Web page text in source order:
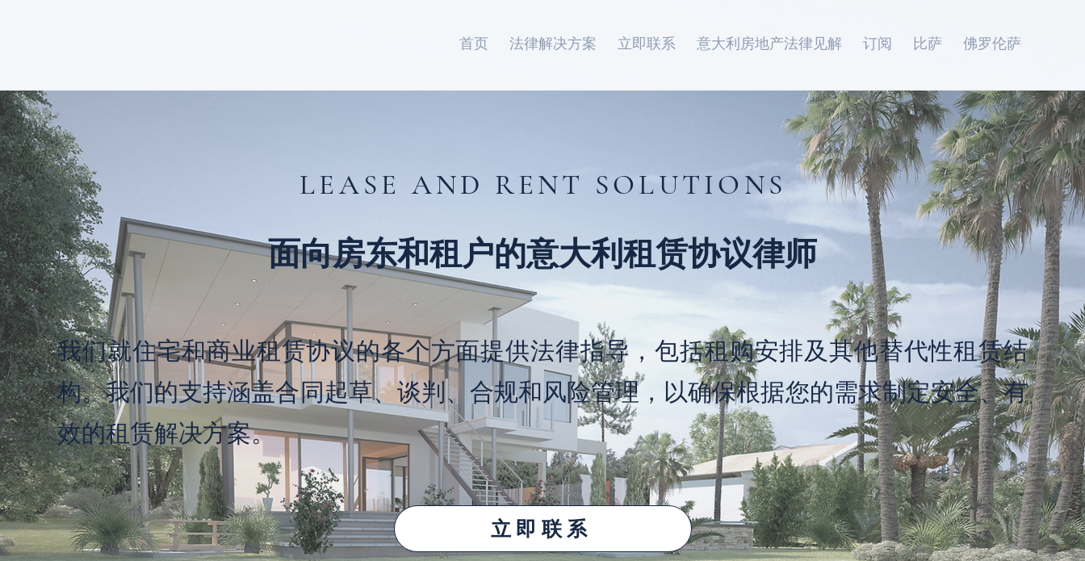
首页 法律解决方案 立即联系 意大利房地产法律见解 订阅 比萨 佛罗伦萨
LEASE AND RENT SOLUTIONS
面向房东和租户的意大利租赁协议律师
我们就住宅和商业租赁协议的各个方面提供法律指导，包括租购安排及其他替代性租赁结
构。我们的支持涵盖合同起草、谈判、合规和风险管理，以确保根据您的需求制定安全、有
效的租赁解决方案。
立即联系